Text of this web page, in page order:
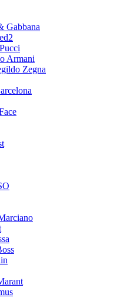
Gabbana
Armani
Zegna